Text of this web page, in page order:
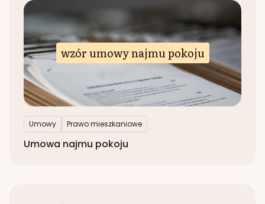
wzór umowy najmu pokoju
Umowy Prawo mieszkaniowe
Umowa najmu pokoju